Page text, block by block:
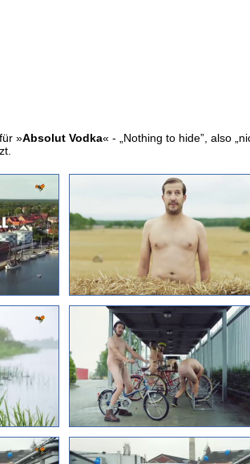
»Absolut Vodka« - „Nothing to hide”, also